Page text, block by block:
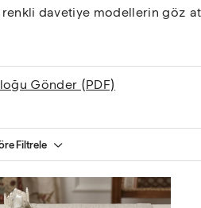
davetiye modellerin göz
Gönder (PDF)
Filtrele